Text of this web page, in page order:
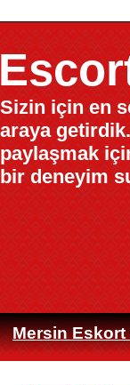
Sizin için en
araya
paylaşmak
bir deneyim
Mersin Eskort